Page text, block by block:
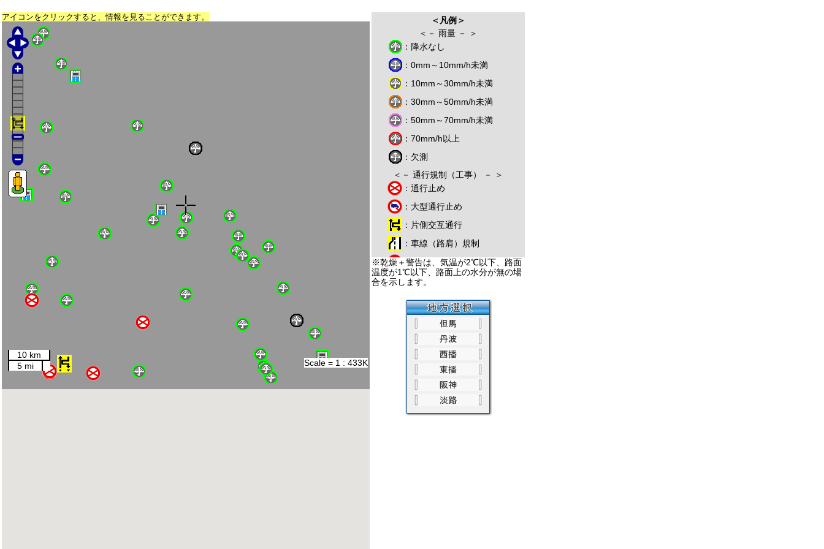
アイコンをクリックすると、情報を見ることができます。
10 km
5 mi
Scale = 1 : 433K
＜凡例＞
＜－ 雨量 － ＞
：降水なし
：0mm～10mm/h未満
：10mm～30mm/h未満
：30mm～50mm/h未満
：50mm～70mm/h未満
：70mm/h以上
：欠測
＜－ 通行規制（工事） － ＞
：通行止め
：大型通行止め
：片側交互通行
：車線（路肩）規制
：一方通行
：その他 規制
＜－ 通行規制（災害） － ＞
：全面通行止め
：片側通行止め
：車線（路肩）規制
＜－ 通行規制（冬期） － ＞
：冬期通行止め
＜－ 冠水 － ＞
※乾燥＋警告は、気温が2℃以下、路面
温度が1℃以下、路面上の水分が無の場
合を示します。